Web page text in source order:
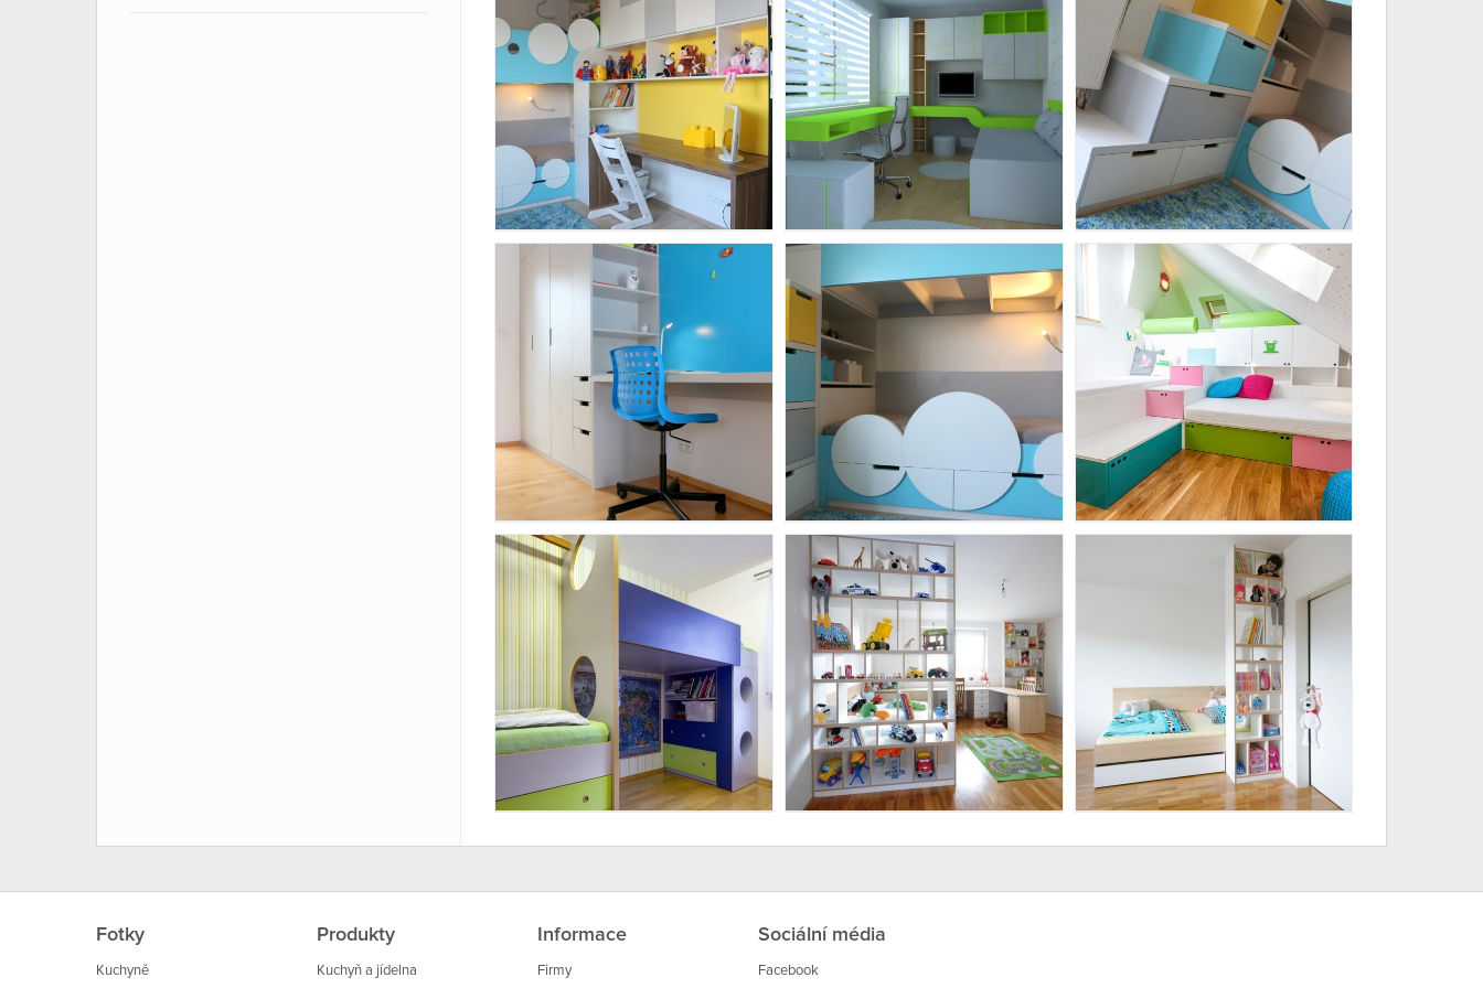
Fotky
Kuchyně
Produkty
Kuchyň a jídelna
Informace
Firmy
Sociální média
Facebook